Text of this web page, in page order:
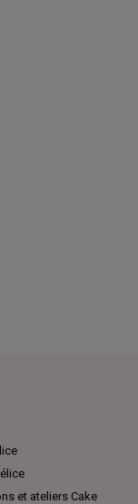
et ateliers Cake